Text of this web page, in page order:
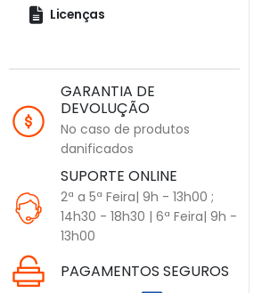
Licenças
GARANTIA DE
DEVOLUÇÃO
No caso de produtos
danificados
SUPORTE ONLINE
2ª a 5ª Feira| 9h - 13h00 ;
14h30 - 18h30 | 6ª Feira| 9h -
13h00
PAGAMENTOS SEGUROS